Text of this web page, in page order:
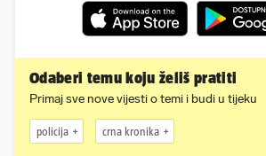
Odaberi temu koju želiš pratiti
Primaj sve nove vijesti o temi i budi u tijeku
policija crna kronika